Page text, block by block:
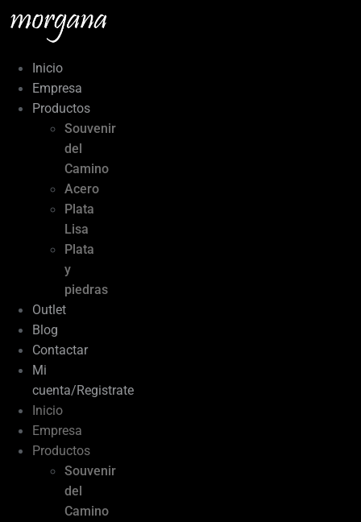
contenido
Inicio
Empresa
Productos
Souvenir
del
Camino
Acero
Plata
Lisa
Plata
y
piedras
Outlet
Blog
Contactar
Mi
cuenta/Registrate
Inicio
Empresa
Productos
Souvenir
del
Camino